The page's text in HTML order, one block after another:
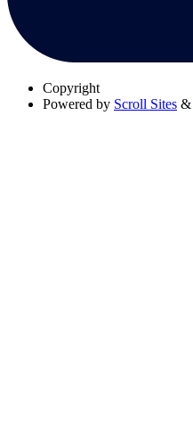
Copyright
Powered by Scroll Sites &